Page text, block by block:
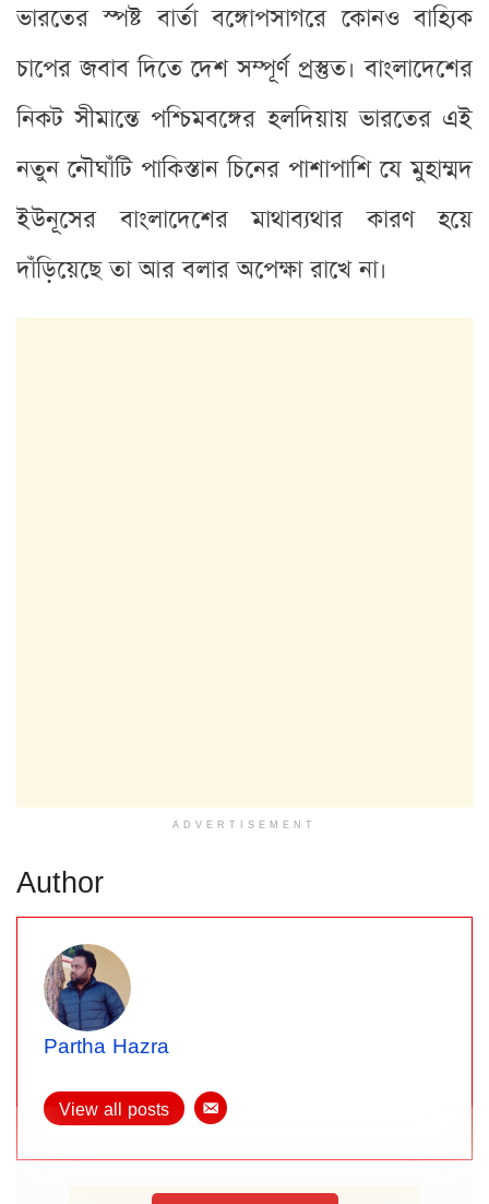
ভারতের স্পষ্ট বার্তা বঙ্গোপসাগরে কোনও বাহ্যিক
চাপের জবাব দিতে দেশ সম্পূর্ণ প্রস্তুত। বাংলাদেশের
নিকট সীমান্তে পশ্চিমবঙ্গের হলদিয়ায় ভারতের এই
নতুন নৌঘাঁটি পাকিস্তান চিনের পাশাপাশি যে মুহাম্মদ
ইউনূসের বাংলাদেশের মাথাব্যথার কারণ হয়ে
দাঁড়িয়েছে তা আর বলার অপেক্ষা রাখে না।
ADVERTISEMENT
Author
Partha Hazra
View all posts